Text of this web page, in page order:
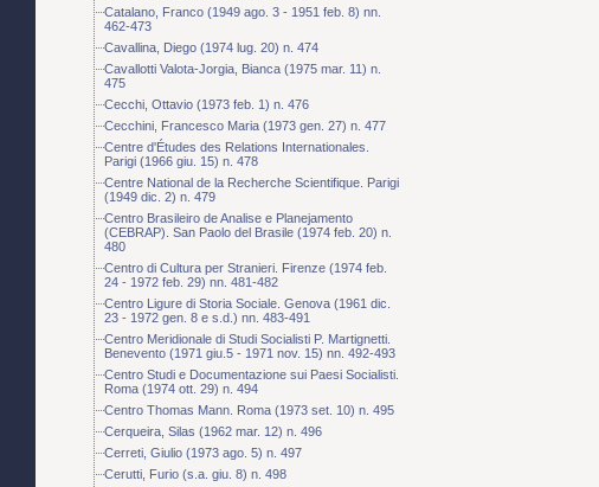
Catalano, Franco (1949 ago. 3 - 1951 feb. 8) nn.
462-473
Cavallina, Diego (1974 lug. 20) n. 474
Cavallotti Valota-Jorgia, Bianca (1975 mar. 11) n.
475
Cecchi, Ottavio (1973 feb. 1) n. 476
Cecchini, Francesco Maria (1973 gen. 27) n. 477
Centre d'Études des Relations Internationales.
Parigi (1966 giu. 15) n. 478
Centre National de la Recherche Scientifique. Parigi
(1949 dic. 2) n. 479
Centro Brasileiro de Analise e Planejamento
(CEBRAP). San Paolo del Brasile (1974 feb. 20) n.
480
Centro di Cultura per Stranieri. Firenze (1974 feb.
24 - 1972 feb. 29) nn. 481-482
Centro Ligure di Storia Sociale. Genova (1961 dic.
23 - 1972 gen. 8 e s.d.) nn. 483-491
Centro Meridionale di Studi Socialisti P. Martignetti.
Benevento (1971 giu.5 - 1971 nov. 15) nn. 492-493
Centro Studi e Documentazione sui Paesi Socialisti.
Roma (1974 ott. 29) n. 494
Centro Thomas Mann. Roma (1973 set. 10) n. 495
Cerqueira, Silas (1962 mar. 12) n. 496
Cerreti, Giulio (1973 ago. 5) n. 497
Cerutti, Furio (s.a. giu. 8) n. 498